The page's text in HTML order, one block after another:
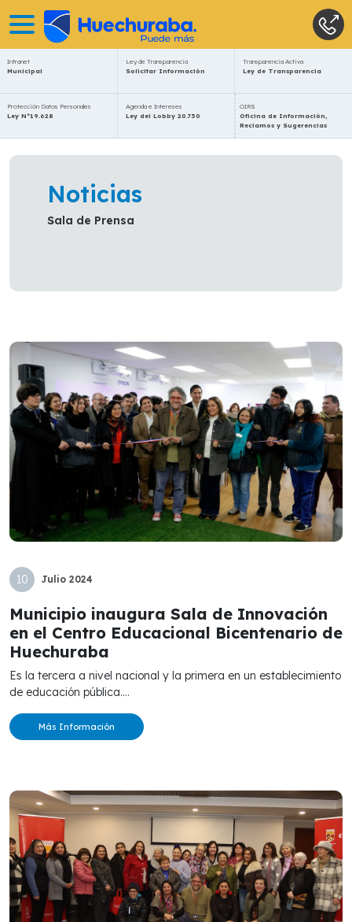
Intranet
Municipal
Ley de Transparencia
Solicitar Información
Transparencia Activa
Ley de Transparencia
Protección Datos Personales
Ley N°19.628
Agenda e Intereses
Ley del Lobby 20.730
OIRS
Oficina de Información,
Reclamos y Sugerencias
Noticias
Sala de Prensa
10 Julio 2024
Municipio inaugura Sala de Innovación
en el Centro Educacional Bicentenario de
Huechuraba
Es la tercera a nivel nacional y la primera en un establecimiento
de educación pública....
Más Información